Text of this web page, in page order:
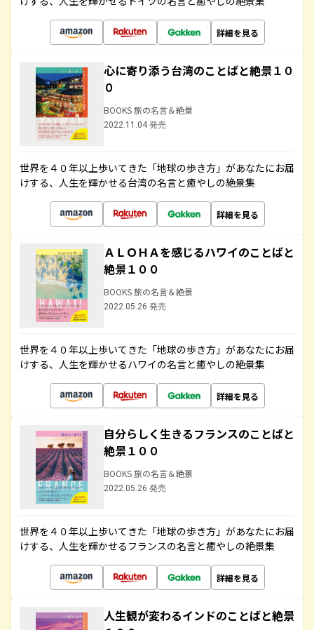
詳細を見る
心に寄り添う台湾のことばと絶景１０
０
BOOKS 旅の名言＆絶景
2022.11.04 発売
世界を４０年以上歩いてきた「地球の歩き方」があなたにお届
けする、人生を輝かせる台湾の名言と癒やしの絶景集
詳細を見る
ＡＬＯＨＡを感じるハワイのことばと
絶景１００
BOOKS 旅の名言＆絶景
2022.05.26 発売
世界を４０年以上歩いてきた「地球の歩き方」があなたにお届
けする、人生を輝かせるハワイの名言と癒やしの絶景集
詳細を見る
自分らしく生きるフランスのことばと
絶景１００
BOOKS 旅の名言＆絶景
2022.05.26 発売
世界を４０年以上歩いてきた「地球の歩き方」があなたにお届
けする、人生を輝かせるフランスの名言と癒やしの絶景集
詳細を見る
人生観が変わるインドのことばと絶景